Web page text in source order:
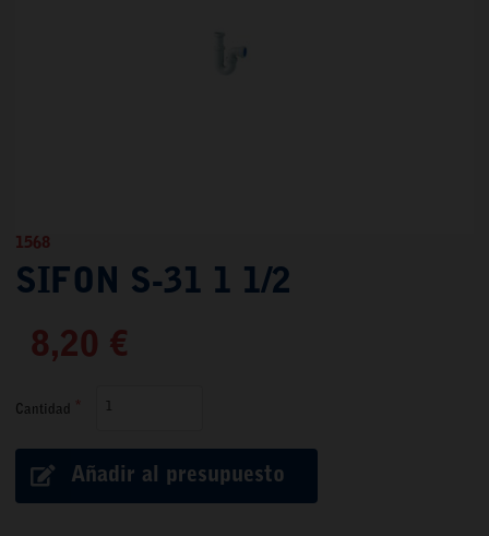
1568
SIFON S-31 1 1/2
8,20 €
Cantidad
Añadir al presupuesto